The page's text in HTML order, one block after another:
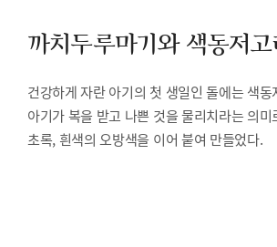
까치두루마기와 색동저고
건강하게 자란 아기의 첫 생일인 돌에는 색
아기가 복을 받고 나쁜 것을 물리치라는 의
초록, 흰색의 오방색을 이어 붙여 만들었다.